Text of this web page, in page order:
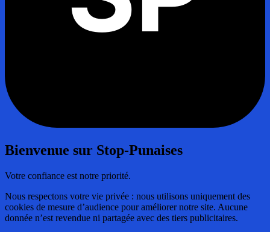
Bienvenue sur Stop-Punaises
Votre confiance est notre priorité.
Nous respectons votre vie privée : nous utilisons uniquement des
cookies de mesure d’audience pour améliorer notre site. Aucune
donnée n’est revendue ni partagée avec des tiers publicitaires.